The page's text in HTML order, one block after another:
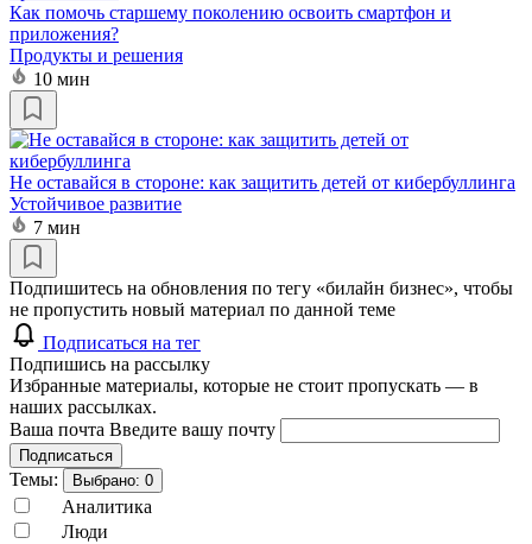
Как помочь старшему поколению освоить смартфон и
приложения?
Продукты и решения
10 мин
Не оставайся в стороне: как защитить детей от кибербуллинга
Устойчивое развитие
7 мин
Подпишитесь на обновления по тегу «билайн бизнес», чтобы
не пропустить новый материал по данной теме
Подписаться на тег
Подпишись на рассылку
Избранные материалы, которые не стоит пропускать — в
наших рассылках.
Ваша почта Введите вашу почту
Подписаться
Темы: Выбрано: 0
Аналитика
Люди